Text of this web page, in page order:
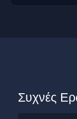
Συχνές